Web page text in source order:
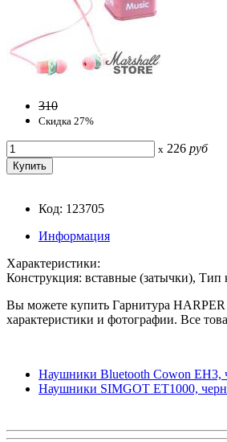
310
Скидка 27%
x 226 руб
Код: 123705
Информация
Характеристики:
Конструкция: вставные (затычки), Тип
Вы можете купить Гарнитура
характеристики и фотографии. Все
Наушники Bluetooth Cowon EH3,
Наушники SIMGOT ET1000,